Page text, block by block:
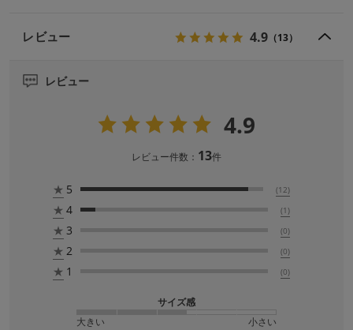
レビュー 4.9 （13）
レビュー
4.9
レビュー件数： 13件
★ 5 (12)
★ 4 (1)
★ 3 (0)
★ 2 (0)
★ 1 (0)
サイズ感
大きい
小さい